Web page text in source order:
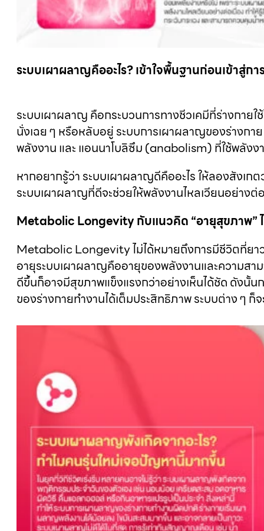
ระบบเผาผลาญคืออะไร? เข้าใจพื้นฐานก่อนเข้าสู่ก
ระบบเผาผลาญ คือกระบวนการทางชีวเคมีที่ร่างกาย
นั่งเฉย ๆ หรือหลับอยู่ ระบบการเผาผลาญของร่าง
พลังงาน และ แอนนาโบลิซึม (anabolism) ที่ใช้พลังงา
หากอยากรู้ว่า ระบบเผาผลาญดีคืออะไร ให้ลองสังเก
ระบบเผาผลาญที่ดีจะช่วยให้พลังงานไหลเวียนอย่าง
Metabolic Longevity กับแนวคิด “อายุสุขภาพ”
Metabolic Longevity ไม่ได้หมายถึงการมีชีวิตที่ย
อายุระบบเผาผลาญคืออายุของพลังงานและความส
ดีขึ้นก็อาจมีสุขภาพแข็งแรงกว่าอย่างเห็นได้ชัด ดังนั้น
ของร่างกายทำงานได้เต็มประสิทธิภาพ ระบบต่าง ๆ